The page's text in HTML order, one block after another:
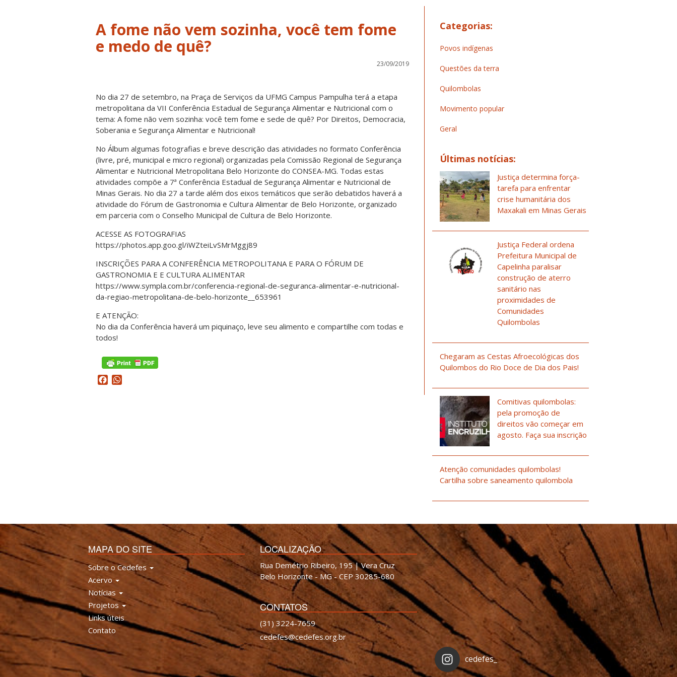
A fome não vem sozinha, você tem fome
e medo de quê?
23/09/2019
No dia 27 de setembro, na Praça de Serviços da UFMG Campus Pampulha terá a etapa
metropolitana da VII Conferência Estadual de Segurança Alimentar e Nutricional com o
tema: A fome não vem sozinha: você tem fome e sede de quê? Por Direitos, Democracia,
Soberania e Segurança Alimentar e Nutricional!
No Álbum algumas fotografias e breve descrição das atividades no formato Conferência
(livre, pré, municipal e micro regional) organizadas pela Comissão Regional de Segurança
Alimentar e Nutricional Metropolitana Belo Horizonte do CONSEA-MG. Todas estas
atividades compõe a 7ª Conferência Estadual de Segurança Alimentar e Nutricional de
Minas Gerais. No dia 27 a tarde além dos eixos temáticos que serão debatidos haverá a
atividade do Fórum de Gastronomia e Cultura Alimentar de Belo Horizonte, organizado
em parceria com o Conselho Municipal de Cultura de Belo Horizonte.
ACESSE AS FOTOGRAFIAS
https://photos.app.goo.gl/iWZteiLvSMrMggj89
INSCRIÇÕES PARA A CONFERÊNCIA METROPOLITANA E PARA O FÓRUM DE
GASTRONOMIA E E CULTURA ALIMENTAR
https://www.sympla.com.br/conferencia-regional-de-seguranca-alimentar-e-nutricional-
da-regiao-metropolitana-de-belo-horizonte__653961
E ATENÇÃO:
No dia da Conferência haverá um piquinaço, leve seu alimento e compartilhe com todas e
todos!
Facebook
Categorias:
Povos indígenas
Questões da terra
Quilombolas
Movimento popular
Geral
Últimas notícias:
Justiça determina força-
tarefa para enfrentar
crise humanitária dos
Maxakali em Minas Gerais
Justiça Federal ordena
Prefeitura Municipal de
Capelinha paralisar
construção de aterro
sanitário nas
proximidades de
Comunidades
Quilombolas
Chegaram as Cestas Afroecológicas dos
Quilombos do Rio Doce de Dia dos Pais!
Comitivas quilombolas:
pela promoção de
direitos vão começar em
agosto. Faça sua inscrição
Atenção comunidades quilombolas!
Cartilha sobre saneamento quilombola
MAPA DO SITE
Sobre o Cedefes
Acervo
Notícias
Projetos
Links úteis
Contato
LOCALIZAÇÃO
Rua Demétrio Ribeiro, 195 | Vera Cruz
Belo Horizonte - MG - CEP 30285-680
CONTATOS
(31) 3224-7659
cedefes@cedefes.org.br
cedefes_